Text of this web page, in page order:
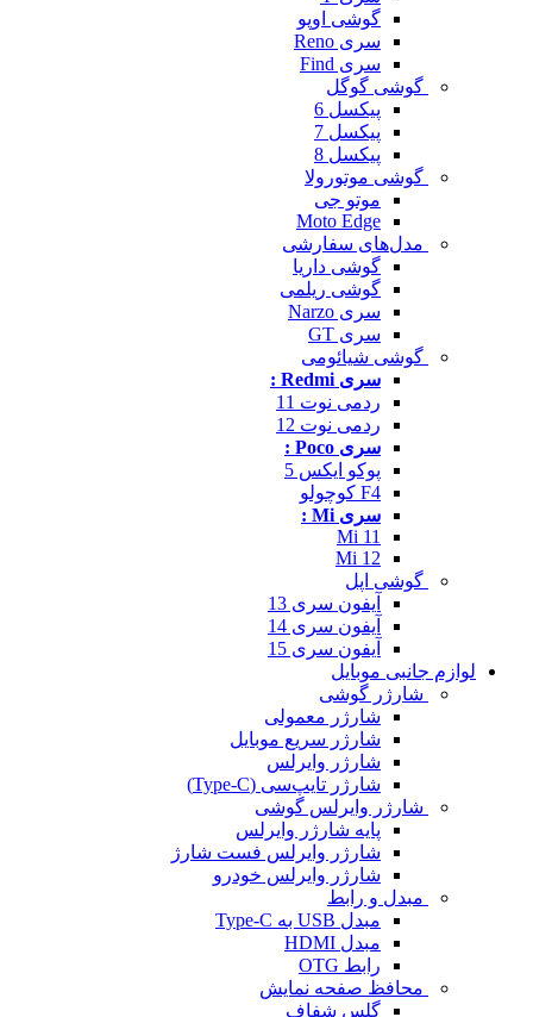
گوشی اوپو
سری Reno
سری Find
گوشی گوگل
پیکسل 6
پیکسل 7
پیکسل 8
گوشی موتورولا
موتو جی
Moto Edge
مدل‌های سفارشی
گوشی داریا
گوشی ریلمی
سری Narzo
سری GT
گوشی شیائومی
سری Redmi :
ردمی نوت 11
ردمی نوت 12
سری Poco :
پوکو ایکس 5
F4 کوچولو
سری Mi :
Mi 11
Mi 12
گوشی اپل
آیفون سری 13
آیفون سری 14
آیفون سری 15
لوازم جانبی موبایل
شارژر گوشی
شارژر معمولی
شارژر سریع موبایل
شارژر وایرلس
شارژر تایپ‌سی (Type-C)
شارژر وایرلس گوشی
پایه شارژر وایرلس
شارژر وایرلس فست شارژ
شارژر وایرلس خودرو
مبدل و رابط
مبدل USB به Type-C
مبدل HDMI
رابط OTG
محافظ صفحه نمایش
گلس شفاف